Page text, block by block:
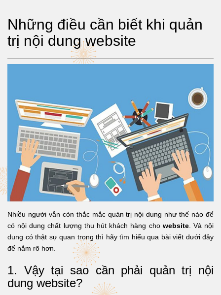
Những điều cần biết khi quản
trị nội dung website
Nhiều người vẫn còn thắc mắc quản trị nội dung như thế nào để
có nội dung chất lượng thu hút khách hàng cho website. Và nội
dung có thật sự quan trọng thì hãy tìm hiểu qua bài viết dưới đây
để nắm rõ hơn.
1. Vậy tại sao cần phải quản trị nội
dung website?